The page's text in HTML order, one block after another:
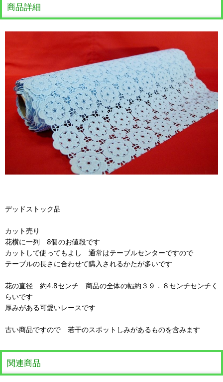
商品詳細
デッドストック品
カット売り
花横に一列 8個のお値段です
カットして使ってもよし 通常はテーブルセンターですので
テーブルの長さに合わせて購入されるかたが多いです
花の直径 約4.8センチ 商品の全体の幅約３９．８センチセンチく
らいです
厚みがある可愛いレースです
古い商品ですので 若干のスポットしみがあるものを含みます
関連商品